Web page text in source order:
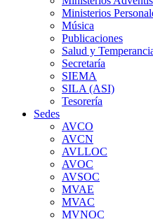
Ministerios
Música
Publicaciones
Salud y
Secretaría
SIEMA
SILA (ASI)
Tesorería
Sedes
AVCO
AVCN
AVLLOC
AVOC
AVSOC
MVAE
MVAC
MVNOC